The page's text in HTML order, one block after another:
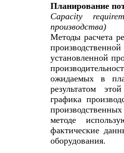
Планирование
Capacity
производства)
Методы расчета
установленной
ожидаемых в
результатом
графика
методе
фактические
оборудования.